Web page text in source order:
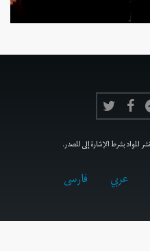
بشرط الإشارة إلى المصدر.
عربي فارسى